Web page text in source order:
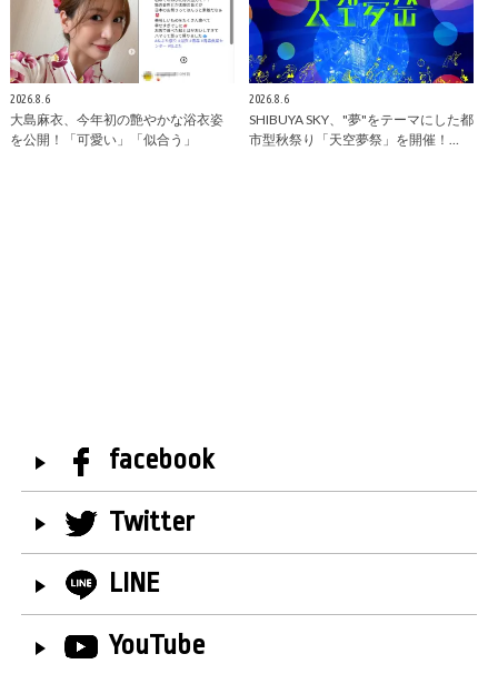
2026.8.6
大島麻衣、今年初の艶やかな浴衣姿
を公開！「可愛い」「似合う」
2026.8.6
SHIBUYA SKY、"夢"をテーマにした都
市型秋祭り「天空夢祭」を開催！…
facebook
Twitter
LINE
YouTube